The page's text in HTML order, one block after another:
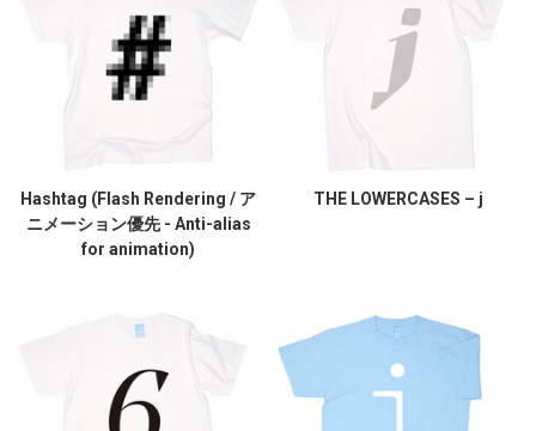
Hashtag (Flash Rendering / ア
ニメーション優先 - Anti-alias
for animation)
THE LOWERCASES – j